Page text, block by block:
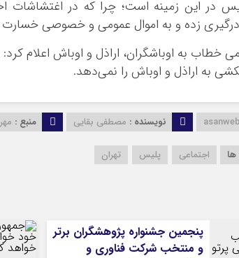
در این زمینه است؛ چرا که در
زده و به اموال عمومی و خصوصی خسارت
خطاب به اوباشگران، اراذل و اوباش اعلام
به اراذل و اوباش را نمی‌دهد.
asanweb نویسنده : مصطفی بقایی منبع : مهر
اجتماعی پلیس تهران
پنجمین جشنواره پژوهشگران برتر
و منتخب شرکت فناوری و